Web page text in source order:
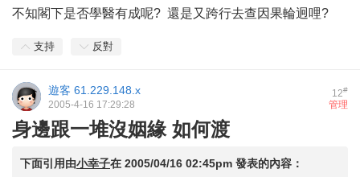
不知閣下是否學醫有成呢? 還是又跨行去查因果輪迥哩?
支持 反對
12#
遊客 61.229.148.x
管理
2005-4-16 17:29:28
身邊跟一堆沒姻緣 如何渡
下面引用由小幸子在 2005/04/16 02:45pm 發表的內容：